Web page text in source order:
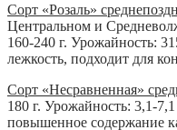
Сорт «Розаль»
Центральном и
160-240 г. Урожайность:
лежкость, подходит для
Сорт «Несравненная»
180 г. Урожайность: 3,1-
повышенное содержание